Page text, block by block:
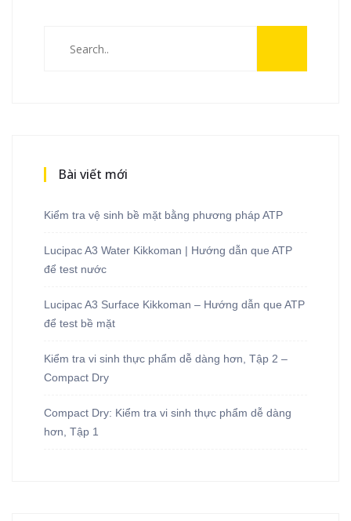
Bài viết mới
Kiểm tra vệ sinh bề mặt bằng phương pháp ATP
Lucipac A3 Water Kikkoman | Hướng dẫn que ATP
để test nước
Lucipac A3 Surface Kikkoman – Hướng dẫn que ATP
để test bề mặt
Kiểm tra vi sinh thực phẩm dễ dàng hơn, Tập 2 –
Compact Dry
Compact Dry: Kiểm tra vi sinh thực phẩm dễ dàng
hơn, Tập 1